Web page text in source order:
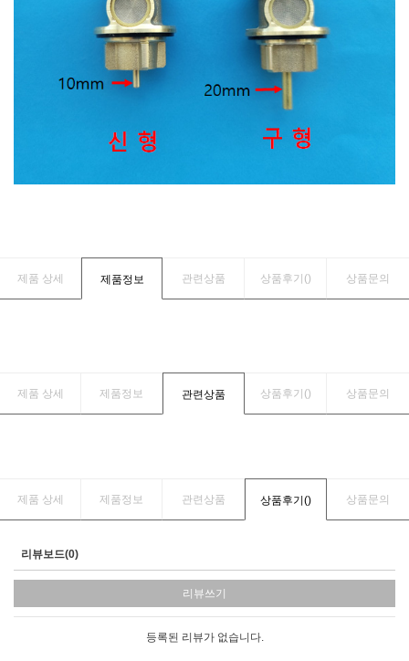
제품 상세 제품정보 관련상품 상품후기() 상품문의
제품 상세 제품정보 관련상품 상품후기() 상품문의
제품 상세 제품정보 관련상품 상품후기() 상품문의
리뷰보드(0)
리뷰쓰기
등록된 리뷰가 없습니다.